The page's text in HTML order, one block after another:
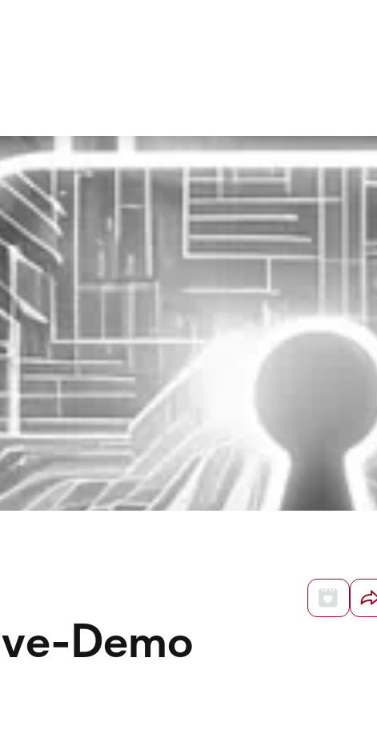
Demo